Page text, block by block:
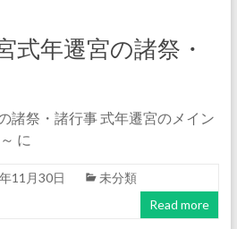
式年遷宮の諸祭・
諸祭・諸行事 式年遷宮のメイン
に
11月30日
未分類
Read more